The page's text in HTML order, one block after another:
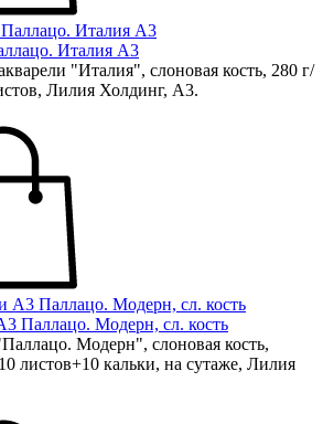
Италия А3
"Италия", слоновая кость, 280 г/
Лилия Холдинг, А3.
Паллацо. Модерн, сл. кость
Модерн", слоновая кость,
листов+10 кальки, на сутаже, Лилия